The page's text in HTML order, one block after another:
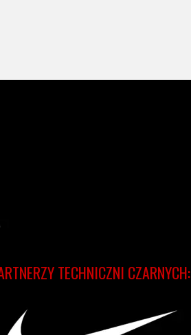
TECHNICZNI CZARNYCH: